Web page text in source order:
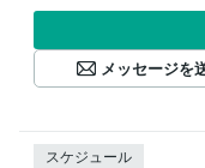
メッセージを
スケジュール